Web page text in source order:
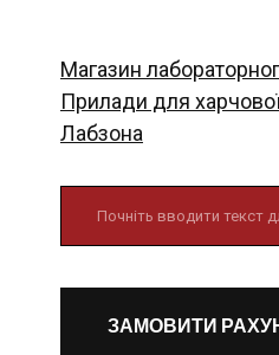
Магазин
Прилади для
Лабзона
ЗАМОВИТИ